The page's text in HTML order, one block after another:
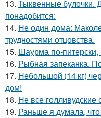
13. Тыквенные булочки.
понадобится:
14. Не один дома:
трудностями отцовства.
15. Шаурма по-
16. Рыбная запеканка.
17. Небольшой (14 кг)
дом!
18. Не все голливудские
19. Раньше я думала,